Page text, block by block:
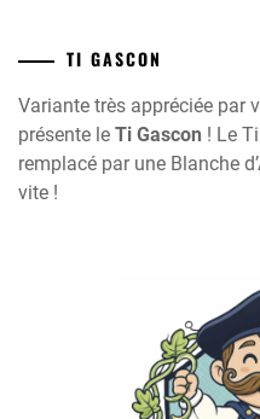
TI GASCON
Variante très appréciée par
présente le Ti Gascon ! Le
remplacé par une Blanche
vite !